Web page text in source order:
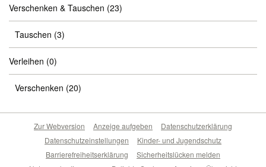
Verschenken & Tauschen (23)
Tauschen (3)
Verleihen (0)
Verschenken (20)
Zur Webversion Anzeige aufgeben
Datenschutzerklärung
Datenschutzeinstellungen
Kinder- und Jugendschutz
Barrierefreiheitserklärung
Sicherheitslücken melden